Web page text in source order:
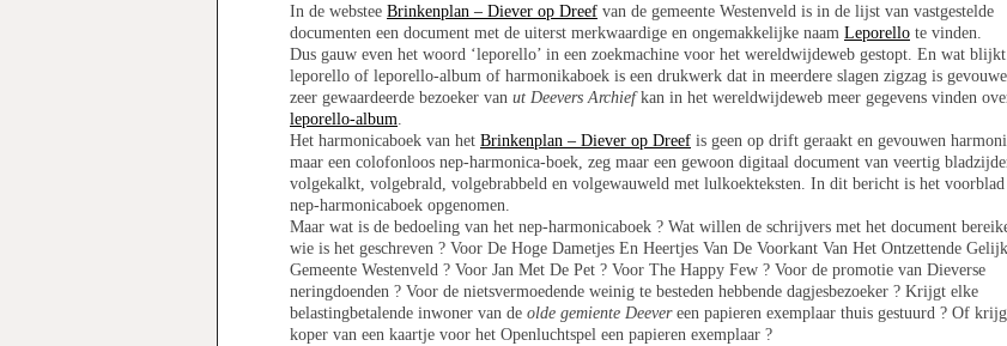
In de webstee Brinkenplan – Diever op Dreef van de gemeente Westenveld is in de lijst van vastgestelde
documenten een document met de uiterst merkwaardige en ongemakkelijke naam Leporello te vinden.
Dus gauw even het woord ‘leporello’ in een zoekmachine voor het wereldwijdeweb gestopt. En wat
leporello of leporello-album of harmonikaboek is een drukwerk dat in meerdere slagen zigzag is
zeer gewaardeerde bezoeker van ut Deevers Archiefkan in het wereldwijdeweb meer gegevens vinden
leporello-album
Het harmonicaboek van het Brinkenplan – Diever op Dreef is geen op drift geraakt en gevouwen
maar een colofonloos nep-harmonica-boek, zeg maar een gewoon digitaal document van veertig
volgekalkt, volgebrald, volgebrabbeld en volgewauweld met lulkoekteksten. In dit bericht is het
nep-harmonicaboek opgenomen.
Maar wat is de bedoeling van het nep-harmonicaboek ? Wat willen de schrijvers met het document
wie is het geschreven ? Voor De Hoge Dametjes En Heertjes Van De Voorkant Van Het Ontzettende
Gemeente Westenveld ? Voor Jan Met De Pet ? Voor The Happy Few ? Voor de promotie van Dieverse
neringdoenden ? Voor de nietsvermoedende weinig te besteden hebbende dagjesbezoeker ? Krijgt elke
belastingbetalende inwoner van de olde gemiente Deevereen papieren exemplaar thuis gestuurd ? Of
koper van een kaartje voor het Openluchtspel een papieren exemplaar ?